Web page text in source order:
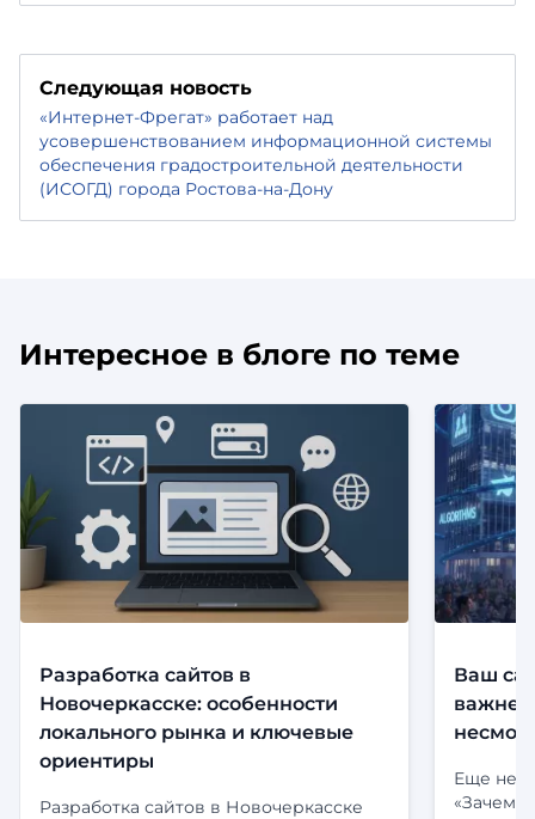
Следующая новость
«Интернет-Фрегат» работает над
усовершенствованием информационной системы
обеспечения градостроительной деятельности
(ИСОГД) города Ростова-на-Дону
Интересное в блоге по теме
Разработка сайтов в
Новочеркасске: особенности
локального рынка и ключевые
ориентиры
Разработка сайтов в Новочеркасске
Ваш
Еще
«Зачем